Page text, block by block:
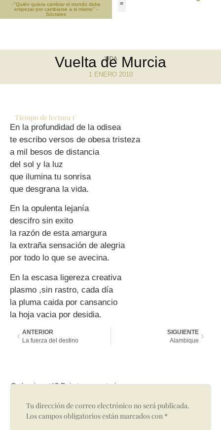
- "Quién quiera cambiar el mundo debe
empezar por cambiarse a si mismo" -
Sócrates
VIDA
Vuelta de Murcia
1 ENERO 2010
Tiempo de lectura 1'
En la profundidad de la odisea
te escribo versos de obesa tristeza
a mil besos de distancia
del sol y la luz
que ilumina tu sonrisa
que desgrana la vida.
En la opulenta lejanía
descifro sin exito
la razón de esta amargura
la extraña sensación de alegria
por todo lo que se avecina.
En la escasa ligereza creativa
plasmo ,sin rastro, cada día
la pluma caida por cansancio
la hoja vacia por desidia.
ANTERIOR
La fuerza del destino
SIGUIENTE
Alambique
Qué opinas tú? Deja tu comentario
Tu dirección de correo electrónico no será publicada.
Los campos obligatorios están marcados con *